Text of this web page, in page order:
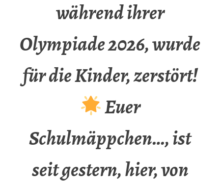
während ihrer
Olympiade 2026, wurde
für die Kinder, zerstört!
Euer
Schulmäppchen…, ist
seit gestern, hier, von